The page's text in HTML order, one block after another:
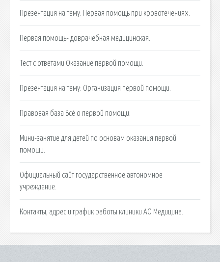
Презентация на тему: Первая помощь при кровотечениях.
Первая помощь- доврачебная медицинская.
Тест с ответами Оказание первой помощи.
Презентация на тему: Организация первой помощи.
Правовая база Всё о первой помощи.
Мини-занятие для детей по основам оказания первой
помощи.
Официальный сайт государственное автономное
учреждение.
Контакты, адрес и график работы клиники АО Медицина.